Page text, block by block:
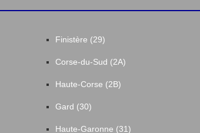
Finistère (29)
Corse-du-Sud (2A)
Haute-Corse (2B)
Gard (30)
Haute-Garonne (31)